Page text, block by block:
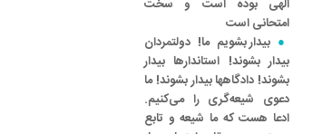
الهی بوده است و سخت
امتحانی است
بیدار بشویم ما! دولتمردان
بیدار بشوند! استاندارها بیدار
بشوند! دادگاهها بیدار بشوند! ما
دعوی شیعه‌گری را می‌کنیم.
ادعا هست که ما شیعه و تابع